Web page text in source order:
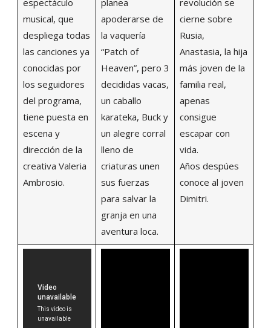
musical, que
despliega todas
las canciones ya
conocidas por
los seguidores
del programa,
tiene puesta en
escena y
dirección de la
creativa Valeria
Ambrosio.
apoderarse de
la vaquería
“Patch of
Heaven”, pero 3
decididas vacas,
un caballo
karateka, Buck y
un alegre corral
lleno de
criaturas unen
sus fuerzas
para salvar la
granja en una
aventura loca.
cierne sobre
Rusia,
Anastasia, la hija
más joven de la
familia real,
apenas
consigue
escapar con
vida.
Años despúes
conoce al joven
Dimitri.